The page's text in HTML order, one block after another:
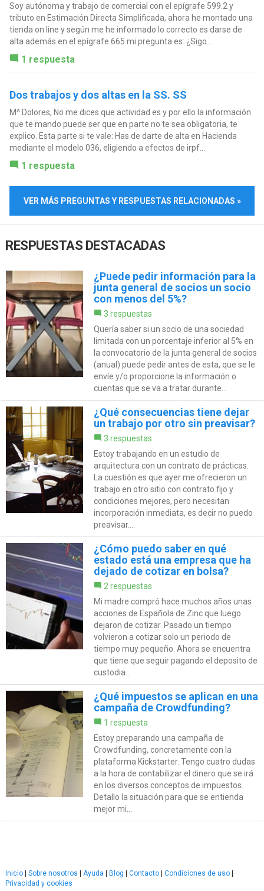
Soy autónoma y trabajo de comercial con el epígrafe 599.2 y
tributo en Estimación Directa Simplificada, ahora he montado una
tienda on line y según me he informado lo correcto es darse de
alta además en el epígrafe 665 mi pregunta es: ¿Sigo...
1 respuesta
Dos trabajos y dos altas en la SS. SS
Mª Dolores, No me dices que actividad es y por ello la información
que te mando puede ser que en parte no te sea obligatoria, te
explico. Esta parte si te vale: Has de darte de alta en Hacienda
mediante el modelo 036, eligiendo a efectos de irpf...
1 respuesta
VER MÁS PREGUNTAS Y RESPUESTAS RELACIONADAS »
RESPUESTAS DESTACADAS
¿Puede pedir información para la
junta general de socios un socio
con menos del 5%?
3 respuestas
Quería saber si un socio de una sociedad
limitada con un porcentaje inferior al 5% en
la convocatorio de la junta general de socios
(anual) puede pedir antes de esta, que se le
envíe y/o proporcione la información o
cuentas que se va a tratar durante...
¿Qué consecuencias tiene dejar
un trabajo por otro sin preavisar?
3 respuestas
Estoy trabajando en un estudio de
arquitectura con un contrato de prácticas.
La cuestión es que ayer me ofrecieron un
trabajo en otro sitio con contrato fijo y
condiciones mejores, pero necesitan
incorporación inmediata, es decir no puedo
preavisar....
¿Cómo puedo saber en qué
estado está una empresa que ha
dejado de cotizar en bolsa?
2 respuestas
Mi madre compró hace muchos años unas
acciones de Española de Zinc que luego
dejaron de cotizar. Pasado un tiempo
volvieron a cotizar solo un periodo de
tiempo muy pequeño. Ahora se encuentra
que tiene que seguir pagando el deposito de
custodia...
¿Qué impuestos se aplican en una
campaña de Crowdfunding?
1 respuesta
Estoy preparando una campaña de
Crowdfunding, concretamente con la
plataforma Kickstarter. Tengo cuatro dudas
a la hora de contabilizar el dinero que se irá
en los diversos conceptos de impuestos.
Detallo la situación para que se entienda
mejor mi...
Inicio Sobre nosotros Ayuda Blog Contacto Condiciones de uso
Privacidad y cookies